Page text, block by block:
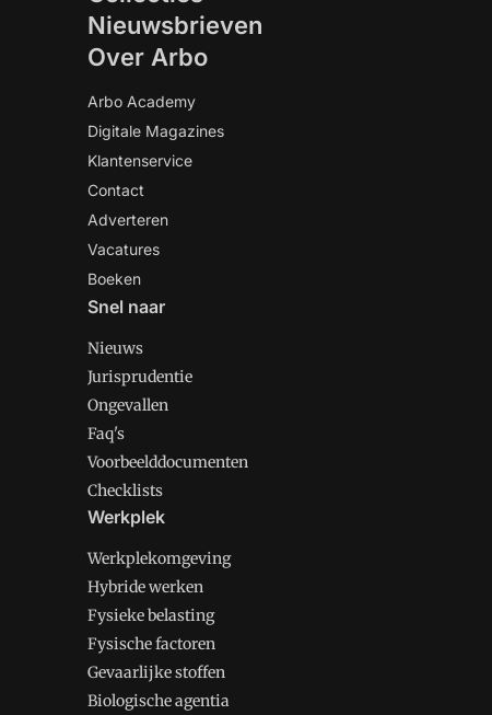
Nieuwsbrieven
Over Arbo
Arbo Academy
Digitale Magazines
Klantenservice
Contact
Adverteren
Vacatures
Boeken
Snel naar
Nieuws
Jurisprudentie
Ongevallen
Faq's
Voorbeelddocumenten
Checklists
Werkplek
Werkplekomgeving
Hybride werken
Fysieke belasting
Fysische factoren
Gevaarlijke stoffen
Biologische agentia